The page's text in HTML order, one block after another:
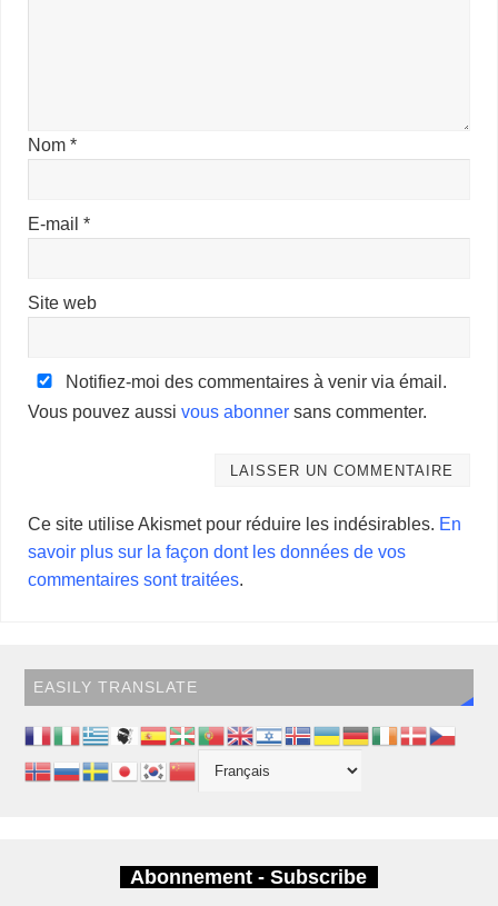
Nom*
E-mail*
Site web
Notifiez-moi des commentaires à venir via émail.
Vous pouvez aussivous abonner sans commenter.
Ce site utilise Akismet pour réduire les indésirables. En
savoir plus sur la façon dont les données de vos
commentaires sont traitées.
EASILY TRANSLATE
Abonnement - Subscribe